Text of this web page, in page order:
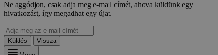
Ne aggódjon, csak adja meg e-mail címét, ahova küldünk egy
hivatkozást, így megadhat egy újat.
Küldés
Vissza